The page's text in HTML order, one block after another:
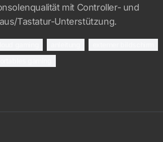
mit Controller- und
Tastatur-Unterstützung.